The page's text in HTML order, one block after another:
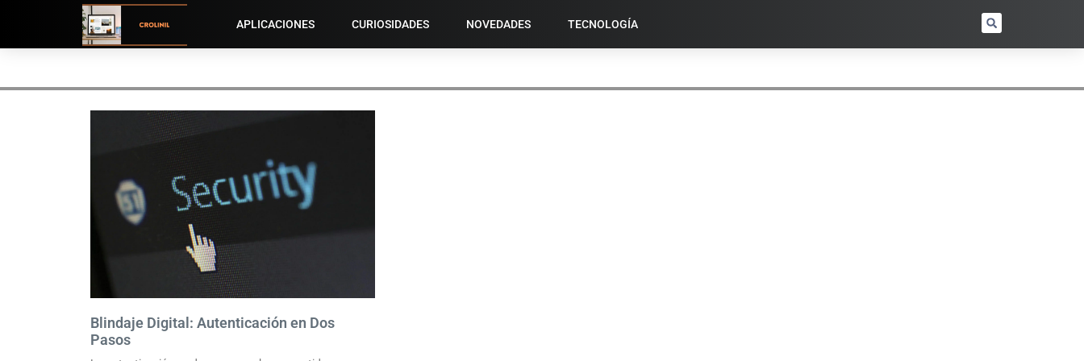
APLICACIONES CURIOSIDADES NOVEDADES TECNOLOGÍA
Blindaje Digital: Autenticación en Dos
Pasos